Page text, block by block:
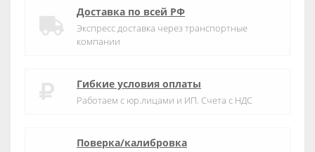
Доставка по всей РФ
Экспресс доставка через транспортные
компании
Гибкие условия оплаты
Работаем с юр.лицами и ИП. Счета с НДС
Поверка/калибровка